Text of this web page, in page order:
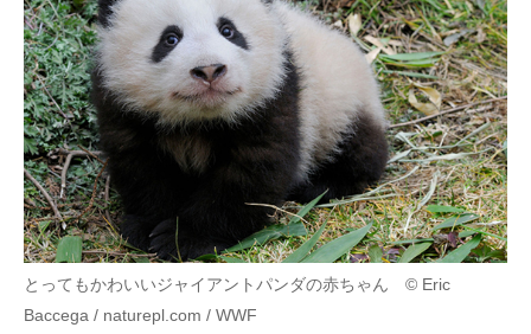
とってもかわいいジャイアントパンダの赤ちゃん © Eric
Baccega / naturepl.com / WWF